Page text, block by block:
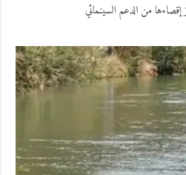
إقصاءها من الدعم السينمائي